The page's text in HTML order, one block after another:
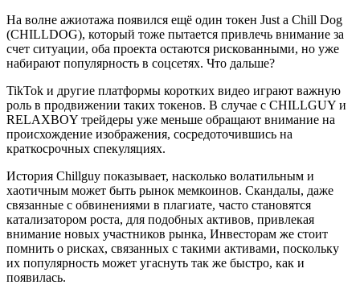
На волне ажиотажа появился ещё один токен Just a Chill Dog
(CHILLDOG), который тоже пытается привлечь внимание за
счет ситуации, оба проекта остаются рискованными, но уже
набирают популярность в соцсетях. Что дальше?
TikTok и другие платформы коротких видео играют важную
роль в продвижении таких токенов. В случае с CHILLGUY и
RELAXBOY трейдеры уже меньше обращают внимание на
происхождение изображения, сосредоточившись на
краткосрочных спекуляциях.
История Chillguy показывает, насколько волатильным и
хаотичным может быть рынок мемкоинов. Скандалы, даже
связанные с обвинениями в плагиате, часто становятся
катализатором роста, для подобных активов, привлекая
внимание новых участников рынка, Инвесторам же стоит
помнить о рисках, связанных с такими активами, поскольку
их популярность может угаснуть так же быстро, как и
появилась.